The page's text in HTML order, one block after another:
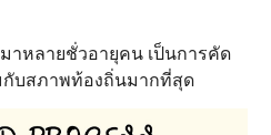
หลายชั่วอายุคน เป็นการคัด
กับสภาพท้องถิ่นมากที่สุด